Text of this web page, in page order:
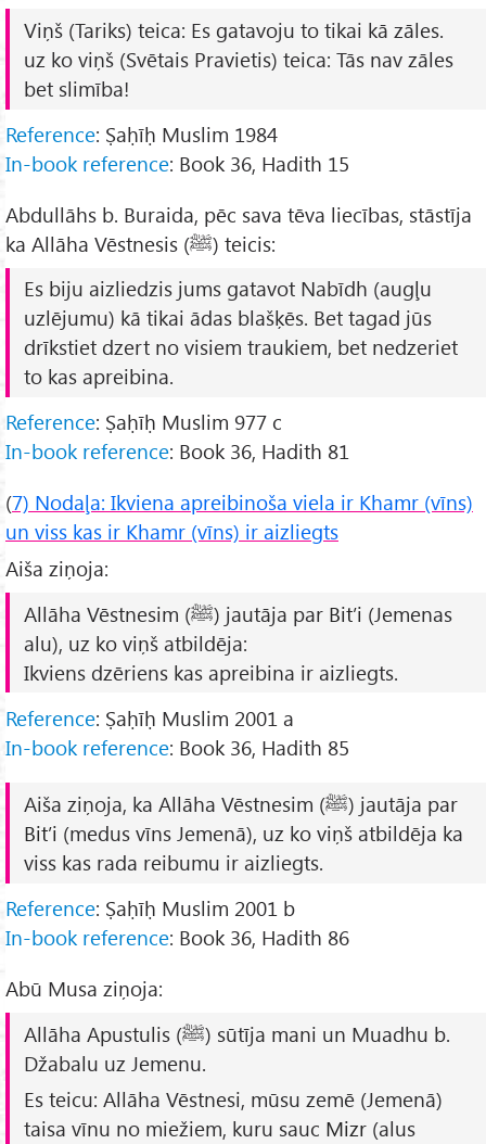
Viņš (Tariks) teica: Es gatavoju to tikai kā zāles.
uz ko viņš (Svētais Pravietis) teica: Tās nav zāles
bet slimība!
Reference: Ṣaḥīḥ Muslim 1984
In-book reference: Book 36, Hadith 15
Abdullāhs b. Buraida, pēc sava tēva liecības, stāstīja
ka Allāha Vēstnesis (ﷺ) teicis:
Es biju aizliedzis jums gatavot Nabīdh (augļu
uzlējumu) kā tikai ādas blašķēs. Bet tagad jūs
drīkstiet dzert no visiem traukiem, bet nedzeriet
to kas apreibina.
Reference: Ṣaḥīḥ Muslim 977 c
In-book reference: Book 36, Hadith 81
(7) Nodaļa: Ikviena apreibinoša viela ir Khamr (vīns)
un viss kas ir Khamr (vīns) ir aizliegts
Aiša ziņoja:
Allāha Vēstnesim (ﷺ) jautāja par Bit’i (Jemenas
alu), uz ko viņš atbildēja:
Ikviens dzēriens kas apreibina ir aizliegts.
Reference: Ṣaḥīḥ Muslim 2001 a
In-book reference: Book 36, Hadith 85
Aiša ziņoja, ka Allāha Vēstnesim (ﷺ) jautāja par
Bit’i (medus vīns Jemenā), uz ko viņš atbildēja ka
viss kas rada reibumu ir aizliegts.
Reference: Ṣaḥīḥ Muslim 2001 b
In-book reference: Book 36, Hadith 86
Abū Musa ziņoja:
Allāha Apustulis (ﷺ) sūtīja mani un Muadhu b.
Džabalu uz Jemenu.
Es teicu: Allāha Vēstnesi, mūsu zemē (Jemenā)
taisa vīnu no miežiem, kuru sauc Mizr (alus